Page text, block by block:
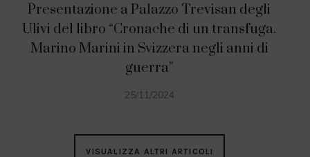
Presentazione a Palazzo Trevisan degli
Ulivi del libro “Cronache di un transfuga.
Marino Marini in Svizzera negli anni di
guerra”
25/11/2024
VISUALIZZA ALTRI ARTICOLI